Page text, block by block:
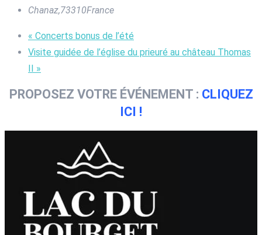
Chanaz,73310France
« Concerts bonus de l’été
Visite guidée de l’église du prieuré au château Thomas
II »
PROPOSEZ VOTRE ÉVÉNEMENT : CLIQUEZ
ICI !